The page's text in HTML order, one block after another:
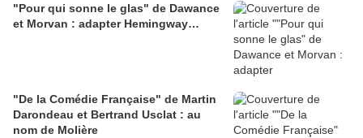
"Pour qui sonne le glas" de Dawance
et Morvan : adapter Hemingway…
"De la Comédie Française" de Martin
Darondeau et Bertrand Usclat : au
nom de Molière